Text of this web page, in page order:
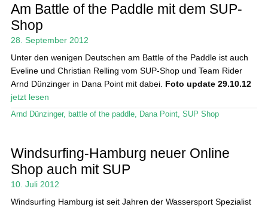
Am Battle of the Paddle mit dem SUP-
Shop
28. September 2012
Unter den wenigen Deutschen am Battle of the Paddle ist auch
Eveline und Christian Relling vom SUP-Shop und Team Rider
Arnd Dünzinger in Dana Point mit dabei. Foto update 29.10.12
jetzt lesen
Arnd Dünzinger, battle of the paddle, Dana Point, SUP Shop
Windsurfing-Hamburg neuer Online
Shop auch mit SUP
10. Juli 2012
Windsurfing Hamburg ist seit Jahren der Wassersport Spezialist